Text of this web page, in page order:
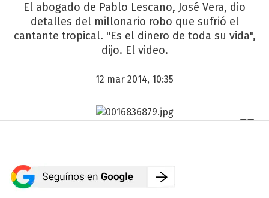
El abogado de Pablo Lescano, José Vera, dio
detalles del millonario robo que sufrió el
cantante tropical. "Es el dinero de toda su vida",
dijo. El video.
12 mar 2014, 10:35